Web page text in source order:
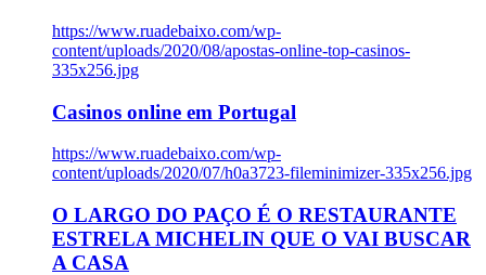
https://www.ruadebaixo.com/wp-
content/uploads/2020/08/apostas-online-top-casinos-
335x256.jpg
Casinos online em Portugal
https://www.ruadebaixo.com/wp-
content/uploads/2020/07/h0a3723-fileminimizer-335x256.jpg
O LARGO DO PAÇO É O RESTAURANTE
ESTRELA MICHELIN QUE O VAI BUSCAR
A CASA